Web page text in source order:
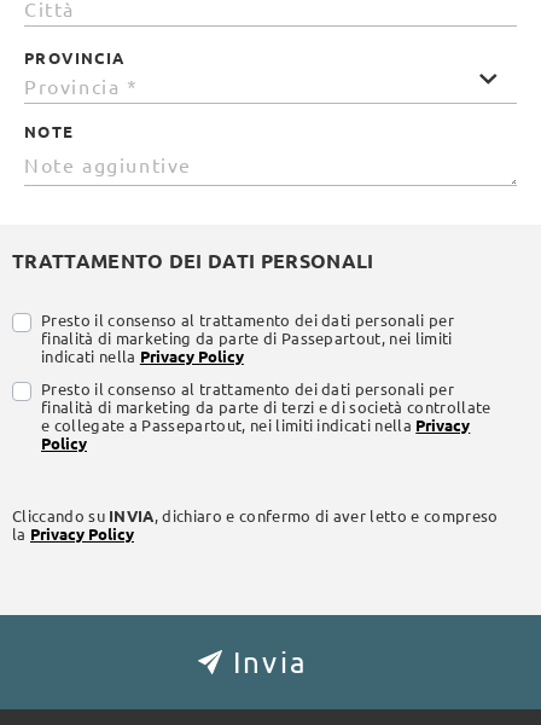
PROVINCIA
NOTE
TRATTAMENTO DEI DATI PERSONALI
Presto il consenso al trattamento dei dati personali per
finalità di marketing da parte di Passepartout, nei limiti
indicati nella Privacy Policy
Presto il consenso al trattamento dei dati personali per
finalità di marketing da parte di terzi e di società controllate
e collegate a Passepartout, nei limiti indicati nella Privacy
Policy
Cliccando su INVIA, dichiaro e confermo di aver letto e compreso
la Privacy Policy